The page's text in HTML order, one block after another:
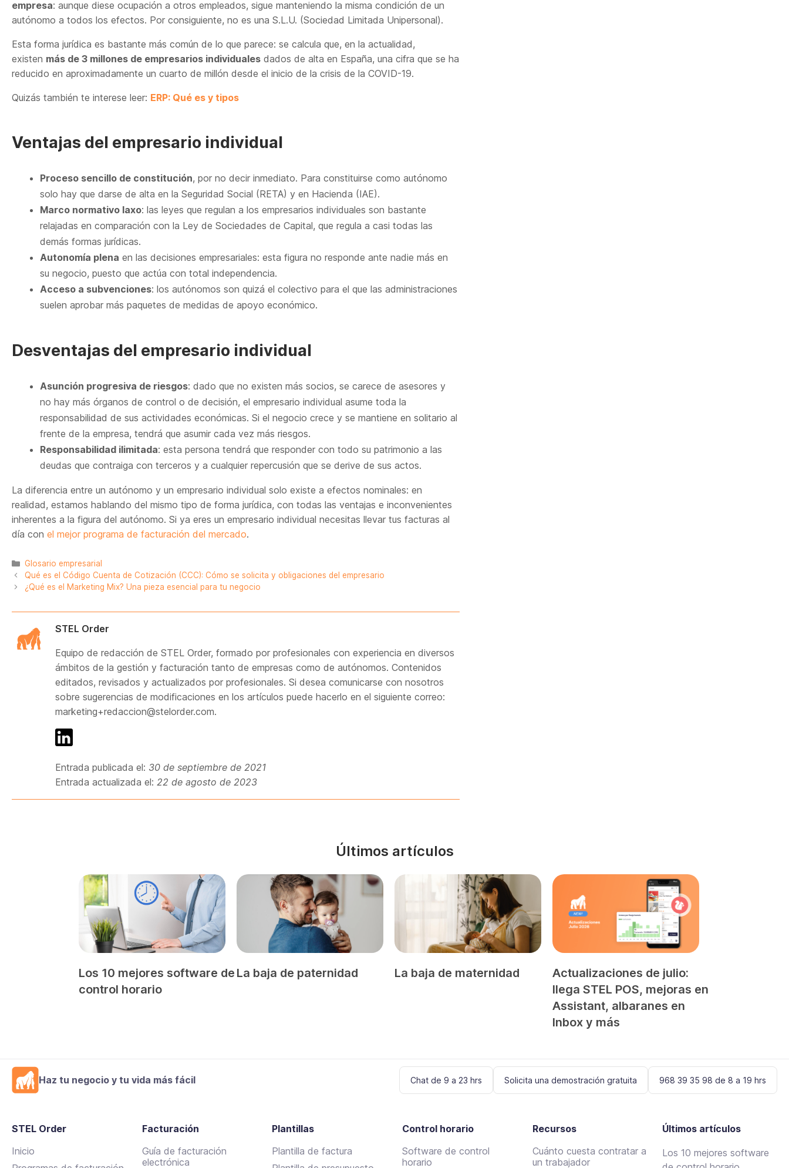
empresa: aunque diese ocupación a otros empleados, sigue manteniendo la misma condición de un
autónomo a todos los efectos. Por consiguiente, no es una S.L.U. (Sociedad Limitada Unipersonal).
Esta forma jurídica es bastante más común de lo que parece: se calcula que, en la actualidad,
existen más de 3 millones de empresarios individuales dados de alta en España, una cifra que se ha
reducido en aproximadamente un cuarto de millón desde el inicio de la crisis de la COVID-19.
Quizás también te interese leer: ERP: Qué es y tipos
Ventajas del empresario individual
Proceso sencillo de constitución, por no decir inmediato. Para constituirse como autónomo
solo hay que darse de alta en la Seguridad Social (RETA) y en Hacienda (IAE).
Marco normativo laxo: las leyes que regulan a los empresarios individuales son bastante
relajadas en comparación con la Ley de Sociedades de Capital, que regula a casi todas las
demás formas jurídicas.
Autonomía plena en las decisiones empresariales: esta figura no responde ante nadie más en
su negocio, puesto que actúa con total independencia.
Acceso a subvenciones: los autónomos son quizá el colectivo para el que las administraciones
suelen aprobar más paquetes de medidas de apoyo económico.
Desventajas del empresario individual
Asunción progresiva de riesgos: dado que no existen más socios, se carece de asesores y
no hay más órganos de control o de decisión, el empresario individual asume toda la
responsabilidad de sus actividades económicas. Si el negocio crece y se mantiene en solitario al
frente de la empresa, tendrá que asumir cada vez más riesgos.
Responsabilidad ilimitada: esta persona tendrá que responder con todo su patrimonio a las
deudas que contraiga con terceros y a cualquier repercusión que se derive de sus actos.
La diferencia entre un autónomo y un empresario individual solo existe a efectos nominales: en
realidad, estamos hablando del mismo tipo de forma jurídica, con todas las ventajas e inconvenientes
inherentes a la figura del autónomo. Si ya eres un empresario individual necesitas llevar tus facturas al
día con el mejor programa de facturación del mercado.
Categorías
Glosario empresarial
Qué es el Código Cuenta de Cotización (CCC): Cómo se solicita y obligaciones del empresario
¿Qué es el Marketing Mix? Una pieza esencial para tu negocio
STEL Order
Equipo de redacción de STEL Order, formado por profesionales con experiencia en diversos
ámbitos de la gestión y facturación tanto de empresas como de autónomos. Contenidos
editados, revisados y actualizados por profesionales. Si desea comunicarse con nosotros
sobre sugerencias de modificaciones en los artículos puede hacerlo en el siguiente correo:
marketing+redaccion@stelorder.com.
Entrada publicada el: 30 de septiembre de 2021
Entrada actualizada el: 22 de agosto de 2023
Últimos artículos
Los 10 mejores software de
control horario
La baja de paternidad La baja de maternidad
Actualizaciones de julio:
llega STEL POS, mejoras en
Assistant, albaranes en
Inbox y más
Haz tu negocio y tu vida más fácil Chat de 9 a 23 hrs Solicita una demostración gratuita 968 39 35 98 de 8 a 19 hrs
STEL Order
Inicio
Facturación
Guía de facturación
electrónica
Plantillas
Plantilla de factura
Control horario
Software de control
horario
Recursos
Cuánto cuesta contratar a
un trabajador
Últimos artículos
Los 10 mejores software